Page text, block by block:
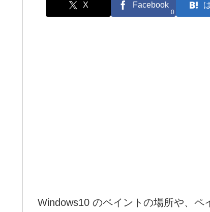
X Facebook
0
Windows10 のペイントの場所や、